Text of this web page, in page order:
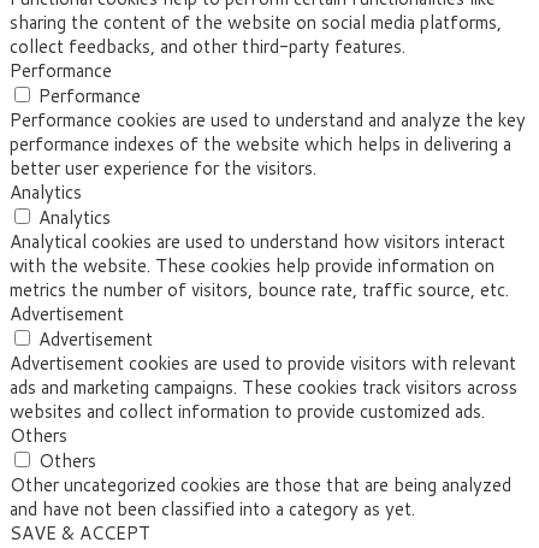
sharing the content of the website on social media platforms,
collect feedbacks, and other third-party features.
Performance
Performance
Performance cookies are used to understand and analyze the key
performance indexes of the website which helps in delivering a
better user experience for the visitors.
Analytics
Analytics
Analytical cookies are used to understand how visitors interact
with the website. These cookies help provide information on
metrics the number of visitors, bounce rate, traffic source, etc.
Advertisement
Advertisement
Advertisement cookies are used to provide visitors with relevant
ads and marketing campaigns. These cookies track visitors across
websites and collect information to provide customized ads.
Others
Others
Other uncategorized cookies are those that are being analyzed
and have not been classified into a category as yet.
SAVE & ACCEPT